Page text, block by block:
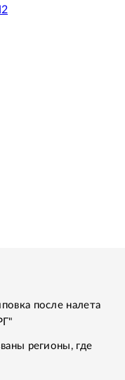
после налета
регионы, где